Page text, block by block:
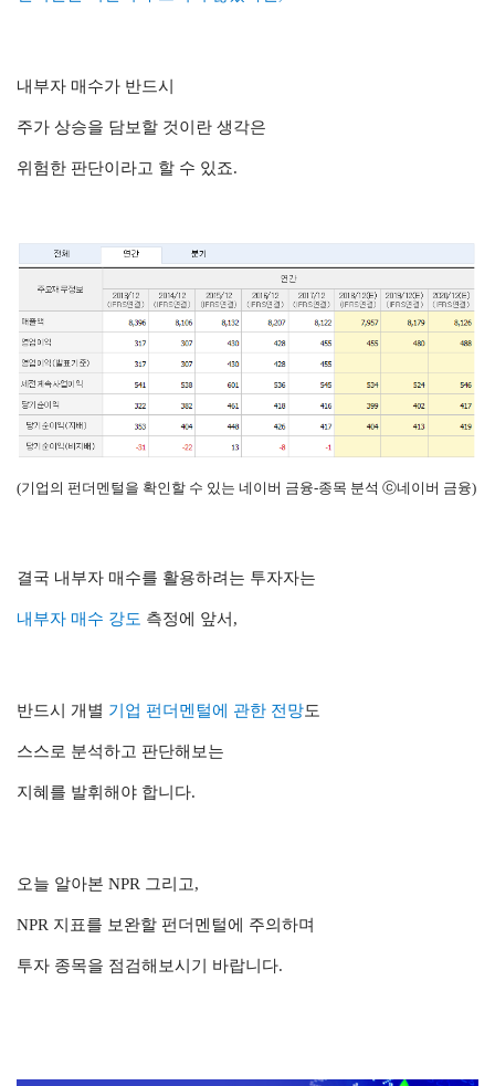
내부자 매수가 반드시
주가 상승을 담보할 것이란 생각은
위험한 판단이라고 할 수 있죠.
(기업의 펀더멘털을 확인할 수 있는 네이버 금융-종목 분석 ⓒ네이버 금융)
결국 내부자 매수를 활용하려는 투자자는
내부자 매수 강도 측정에 앞서,
반드시 개별 기업 펀더멘털에 관한 전망도
스스로 분석하고 판단해보는
지혜를 발휘해야 합니다.
오늘 알아본 NPR 그리고,
NPR 지표를 보완할 펀더멘털에 주의하며
투자 종목을 점검해보시기 바랍니다.